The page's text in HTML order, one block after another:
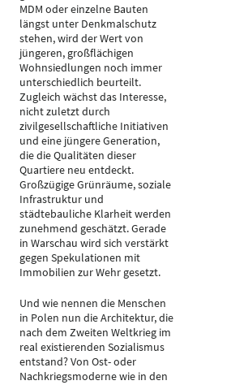
MDM oder einzelne Bauten
längst unter Denkmalschutz
stehen, wird der Wert von
jüngeren, großflächigen
Wohnsiedlungen noch immer
unterschiedlich beurteilt.
Zugleich wächst das Interesse,
nicht zuletzt durch
zivilgesellschaftliche Initiativen
und eine jüngere Generation,
die die Qualitäten dieser
Quartiere neu entdeckt.
Großzügige Grünräume, soziale
Infrastruktur und
städtebauliche Klarheit werden
zunehmend geschätzt. Gerade
in Warschau wird sich verstärkt
gegen Spekulationen mit
Immobilien zur Wehr gesetzt.
Und wie nennen die Menschen
in Polen nun die Architektur, die
nach dem Zweiten Weltkrieg im
real existierenden Sozialismus
entstand? Von Ost- oder
Nachkriegsmoderne wie in den